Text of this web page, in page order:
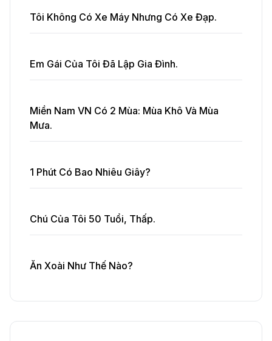
Tôi Không Có Xe Máy Nhưng Có Xe Đạp.
Em Gái Của Tôi Đã Lập Gia Đình.
Miền Nam VN Có 2 Mùa: Mùa Khô Và Mùa
Mưa.
1 Phút Có Bao Nhiêu Giây?
Chú Của Tôi 50 Tuổi, Thấp.
Ăn Xoài Như Thế Nào?